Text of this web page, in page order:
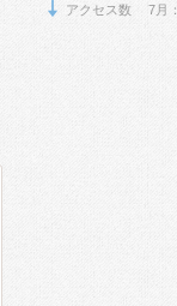
アクセス数 7月：